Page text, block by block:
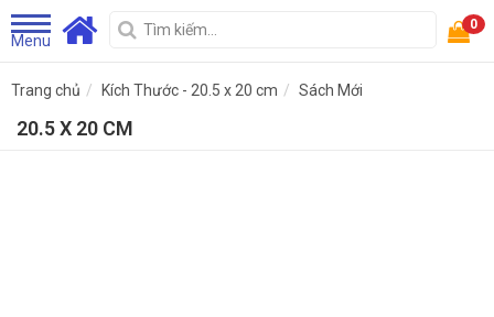
Menu
0
Trang chủ Kích Thước - 20.5 x 20 cm Sách Mới
20.5 X 20 CM